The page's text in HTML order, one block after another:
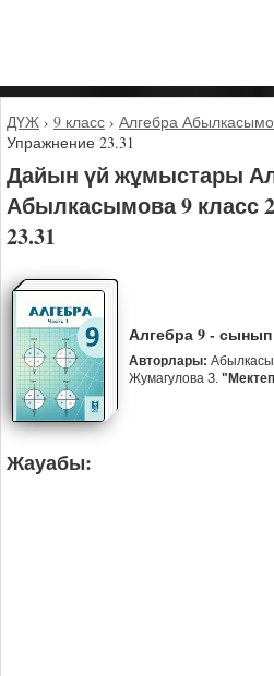
ДҮЖ › 9 класс › Алгебра
Упражнение 23.31
Дайын үй жұмыстары
Абылкасымова 9 класс
23.31
Алгебра 9 - сынып
Авторлары:
Жумагулова З.
Жауабы: